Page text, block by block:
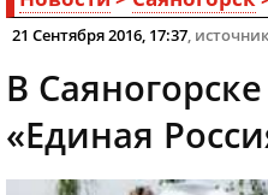
21 Сентября 2016, 17:37,
В
«Единая